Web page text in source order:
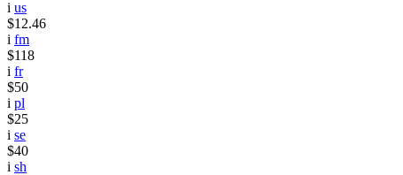
i us
$12.46
i fm
$118
i fr
$50
i pl
$25
i se
$40
i sh